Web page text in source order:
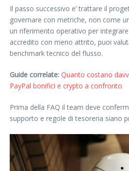
Il passo successivo e’ trattare il
governare con metriche, non come
un riferimento operativo per
accredito con meno attrito, puoi
benchmark tecnico del flusso.
Guide correlate: Quanto costano
PayPal bonifici e crypto a confronto
Prima della FAQ il team deve
supporto e regole di tesoreria siano